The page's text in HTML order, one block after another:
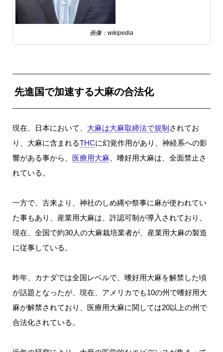
画像：wikipedia
先進国で加速する大麻の合法化
現在、日本において、 大麻は大麻取締法で規制 されてお
り、大麻に含まれるTHCに幻覚作用があり、神経系への影
響がある事から、 医療用大麻、嗜好用大麻は、全面禁止さ
れている。
一方で、古来より、神社のしめ縄や祭事に麻が使われてい
た事もあり、産業用大麻は、許認可制が導入されており、
現在、全国で約30人の大麻栽培業者が、産業用大麻の製造
に従事している。
昨年、カナダでは全国レベルで、嗜好用大麻を解禁した頃
が話題となったが、現在、アメリカでも10の州で嗜好用大
麻が解禁されており、医療用大麻に関しては20以上の州で
合法化されている。